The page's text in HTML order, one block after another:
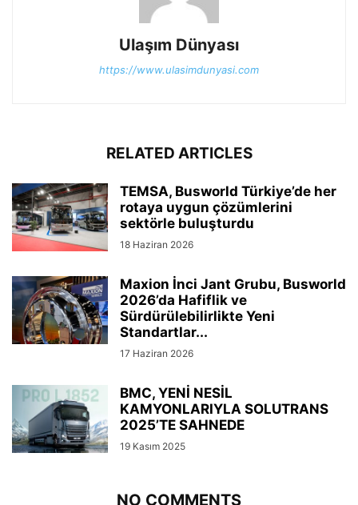
Ulaşım Dünyası
https://www.ulasimdunyasi.com
RELATED ARTICLES
TEMSA, Busworld Türkiye’de her
rotaya uygun çözümlerini
sektörle buluşturdu
18 Haziran 2026
Maxion İnci Jant Grubu, Busworld
2026’da Hafiflik ve
Sürdürülebilirlikte Yeni
Standartlar...
17 Haziran 2026
BMC, YENİ NESİL
KAMYONLARIYLA SOLUTRANS
2025’TE SAHNEDE
19 Kasım 2025
NO COMMENTS